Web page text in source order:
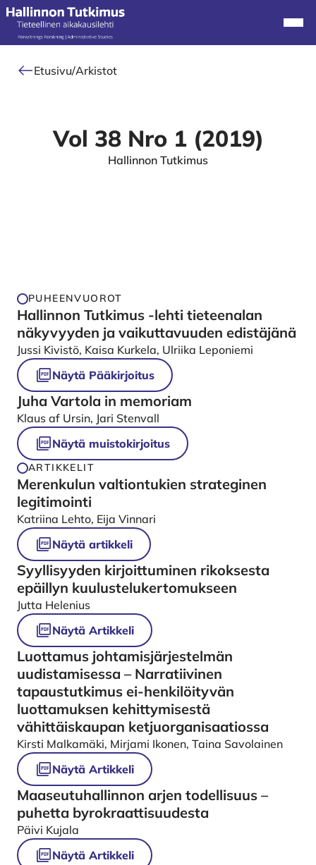
Alkuun
Etusivu/Arkistot
Vol 38 Nro 1 (2019)
Hallinnon Tutkimus
PUHEENVUOROT
Hallinnon Tutkimus -lehti tieteenalan
näkyvyyden ja vaikuttavuuden edistäjänä
Jussi Kivistö, Kaisa Kurkela, Ulriika Leponiemi
Näytä Pääkirjoitus
Juha Vartola in memoriam
Klaus af Ursin, Jari Stenvall
Näytä muistokirjoitus
ARTIKKELIT
Merenkulun valtiontukien strateginen
legitimointi
Katriina Lehto, Eija Vinnari
Näytä artikkeli
Syyllisyyden kirjoittuminen rikoksesta
epäillyn kuulustelukertomukseen
Jutta Helenius
Näytä Artikkeli
Luottamus johtamisjärjestelmän
uudistamisessa – Narratiivinen
tapaustutkimus ei-henkilöityvän
luottamuksen kehittymisestä
vähittäiskaupan ketjuorganisaatiossa
Kirsti Malkamäki, Mirjami Ikonen, Taina Savolainen
Näytä Artikkeli
Maaseutuhallinnon arjen todellisuus –
puhetta byrokraattisuudesta
Päivi Kujala
Näytä Artikkeli